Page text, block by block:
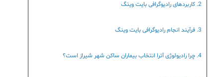
2. کاربردهای رادیوگرافی بایت وینگ
3. فرآیند انجام رادیوگرافی بایت وینگ
4. چرا رادیولوژی آترا انتخاب بیماران ساکن شهر شیراز است؟